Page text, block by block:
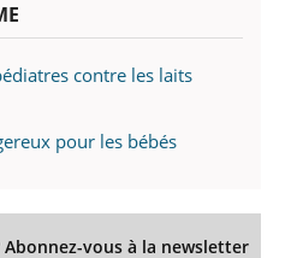
contre les laits
pour les bébés
vous à la newsletter